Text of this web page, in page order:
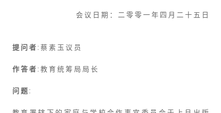
会 议 日 期 ： 二 零 零 一 年 四 月 二 十 五 日
提 问 者: 蔡 素 玉 议 员
作 答 者: 教 育 统 筹 局 局 长
问 题: